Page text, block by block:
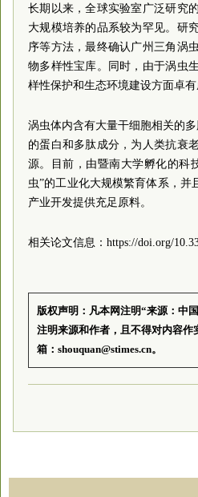
长期以来，全球实验室广泛研究
大规模培养的品系较为罕见。研
序等方法，最终确认广州三角涡
物多样性宝库。同时，由于涡虫
样性保护和生态环境建设方面卓有
涡虫体内含有大量干细胞相关的
的蛋白和多肽成分，为人类抗衰
源。目前，由暨南大学孵化的
虫”的工业化大规模繁育体系，
产业开发提供充足原料。
相关论文信息：https://doi.org/
版权声明：凡本网注明“来源：中
注明来源和作者，且不得对内容
箱：shouquan@stimes.cn。